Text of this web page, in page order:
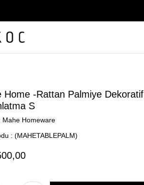
Home -Rattan Palmiye Dekoratif
S
Mahe Homeware
(MAHETABLEPALM)